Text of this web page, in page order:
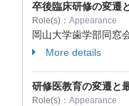
卒後臨床研修の変遷
Role(s)： Appearance
岡山大学歯学部同窓
More details
研修医教育の変遷と
Role(s)： Appearance